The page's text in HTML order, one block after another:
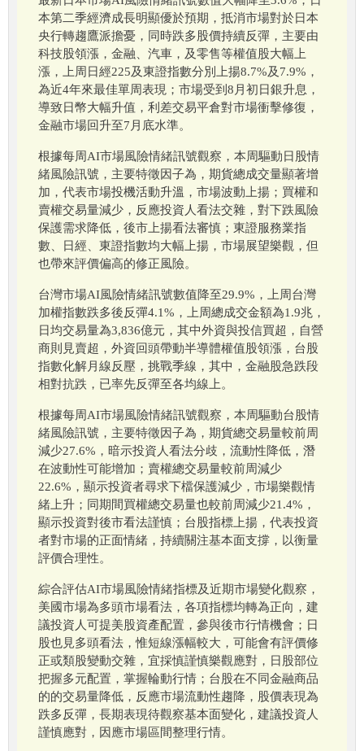
本第二季經濟成長明顯優於預期，抵消市場對於日本
央行轉趨鷹派擔憂，同時跌多股價持續反彈，主要由
科技股領漲，金融、汽車，及零售等權值股大幅上
漲，上周日經225及東證指數分別上揚8.7%及7.9%，
為近4年來最佳單周表現；市場受到8月初日銀升息，
導致日幣大幅升值，利差交易平倉對市場衝擊修復，
金融市場回升至7月底水準。
根據每周AI市場風險情緒訊號觀察，本周驅動日股情
緒風險訊號，主要特徵因子為，期貨總成交量顯著增
加，代表市場投機活動升溫，市場波動上揚；買權和
賣權交易量減少，反應投資人看法交雜，對下跌風險
保護需求降低，後市上揚看法審慎；東證服務業指
數、日經、東證指數均大幅上揚，市場展望樂觀，但
也帶來評價偏高的修正風險。
台灣市場AI風險情緒訊號數值降至29.9%，上周台灣
加權指數跌多後反彈4.1%，上周總成交金額為1.9兆，
日均交易量為3,836億元，其中外資與投信買超，自營
商則見賣超，外資回頭帶動半導體權值股領漲，台股
指數化解月線反壓，挑戰季線，其中，金融股急跌段
相對抗跌，已率先反彈至各均線上。
根據每周AI市場風險情緒訊號觀察，本周驅動台股情
緒風險訊號，主要特徵因子為，期貨總交易量較前周
減少27.6%，暗示投資人看法分歧，流動性降低，潛
在波動性可能增加；賣權總交易量較前周減少
22.6%，顯示投資者尋求下檔保護減少，市場樂觀情
緒上升；同期間買權總交易量也較前周減少21.4%，
顯示投資對後市看法謹慎；台股指標上揚，代表投資
者對市場的正面情緒，持續關注基本面支撐，以衡量
評價合理性。
綜合評估AI市場風險情緒指標及近期市場變化觀察，
美國市場為多頭市場看法，各項指標均轉為正向，建
議投資人可提美股資產配置，參與後市行情機會；日
股也見多頭看法，惟短線漲幅較大，可能會有評價修
正或類股變動交雜，宜採慎謹慎樂觀應對，日股部位
把握多元配置，掌握輪動行情；台股在不同金融商品
的的交易量降低，反應市場流動性趨降，股價表現為
跌多反彈，長期表現待觀察基本面變化，建議投資人
謹慎應對，因應市場區間整理行情。